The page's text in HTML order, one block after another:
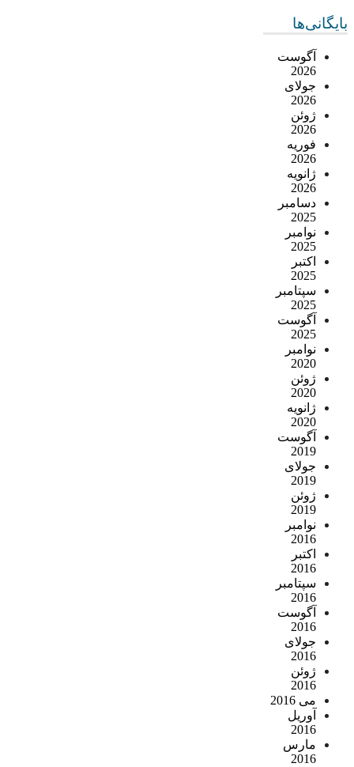
بایگانی‌ها
آگوست
2026
جولای
2026
ژوئن
2026
فوریه
2026
ژانویه
2026
دسامبر
2025
نوامبر
2025
اکتبر
2025
سپتامبر
2025
آگوست
2025
نوامبر
2020
ژوئن
2020
ژانویه
2020
آگوست
2019
جولای
2019
ژوئن
2019
نوامبر
2016
اکتبر
2016
سپتامبر
2016
آگوست
2016
جولای
2016
ژوئن
2016
می 2016
آوریل
2016
مارس
2016